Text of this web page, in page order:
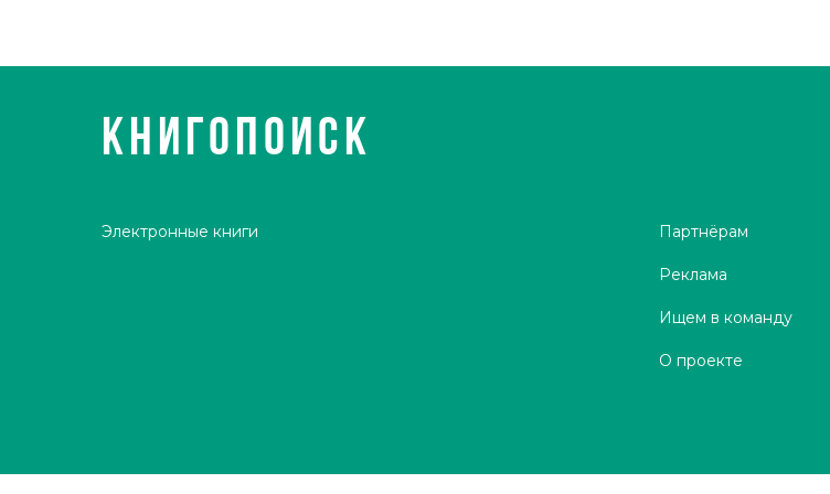
КНИГОПОИСК
Электронные книги Партнёрам
Реклама
Ищем в команду
О проекте